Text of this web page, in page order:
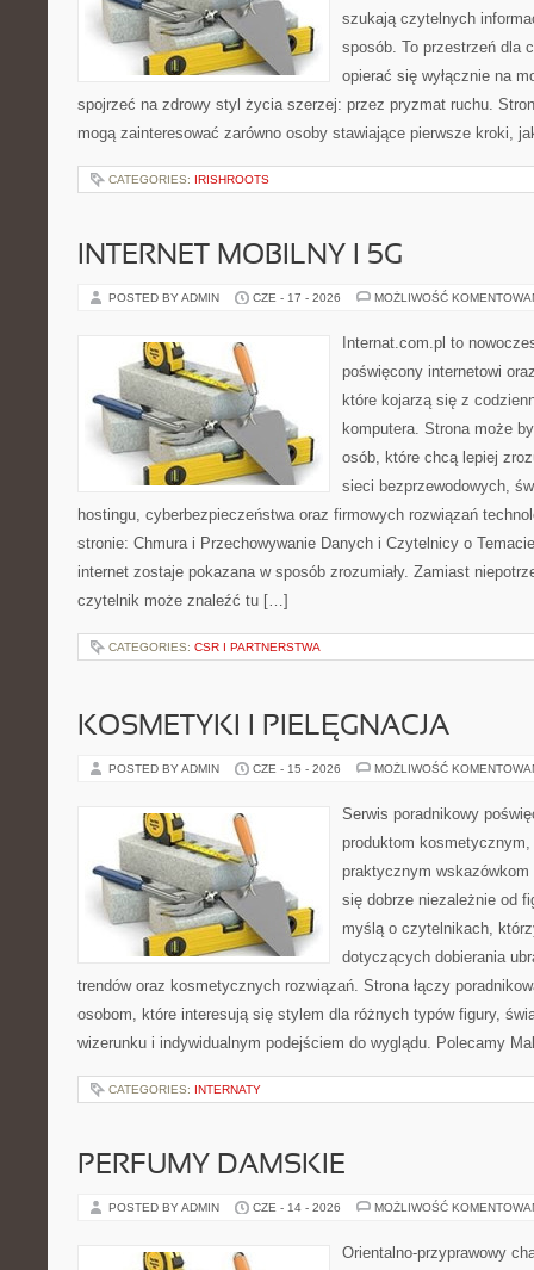
szukają czytelnych
sposób. To przestrzeń dla
opierać się wyłącznie na
spojrzeć na zdrowy styl życia szerzej: przez pryzmat ruchu.
mogą zainteresować zarówno osoby stawiające pierwsze kroki,
CATEGORIES: IRISHROOTS
INTERNET MOBILNY I 5G
POSTED BY ADMIN CZE - 17 - 2026 MOŻLIWOŚĆ
Internat.com.pl to
poświęcony internetowi
które kojarzą się z
komputera. Strona może
osób, które chcą lepiej
sieci bezprzewodowych,
hostingu, cyberbezpieczeństwa oraz firmowych rozwiązań
stronie: Chmura i Przechowywanie Danych i Czytelnicy o
internet zostaje pokazana w sposób zrozumiały. Zamiast
czytelnik może znaleźć tu […]
CATEGORIES: CSR I PARTNERSTWA
KOSMETYKI I PIELĘGNACJA
POSTED BY ADMIN CZE - 15 - 2026 MOŻLIWOŚĆ
Serwis poradnikowy
produktom
praktycznym
się dobrze niezależnie od
myślą o czytelnikach,
dotyczących dobierania
trendów oraz kosmetycznych rozwiązań. Strona łączy
osobom, które interesują się stylem dla różnych typów figury,
wizerunku i indywidualnym podejściem do wyglądu. Polecamy
CATEGORIES: INTERNATY
PERFUMY DAMSKIE
POSTED BY ADMIN CZE - 14 - 2026 MOŻLIWOŚĆ
Orientalno-przyprawowy